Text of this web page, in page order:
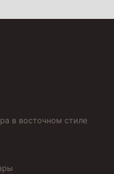
в восточном стиле